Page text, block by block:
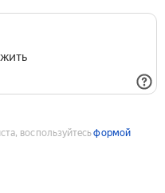
воспользуйтесьформой